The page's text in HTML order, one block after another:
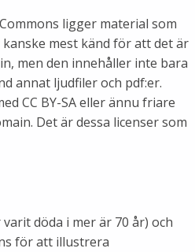
ligger material som
mest känd för att det är
men den innehåller inte bara
annat ljudfiler och pdf:er.
CC BY-SA eller ännu friare
Det är dessa licenser som
döda i mer är 70 år) och
för att illustrera